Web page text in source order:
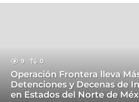
9 0
Operación Frontera lleva
Detenciones y Decenas de
en Estados del Norte de